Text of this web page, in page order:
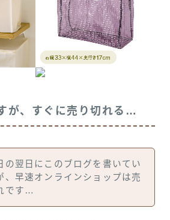
が、すぐに売り切れる…
の翌日にこのブログを書いてい
、早速オンラインショップは売
です…